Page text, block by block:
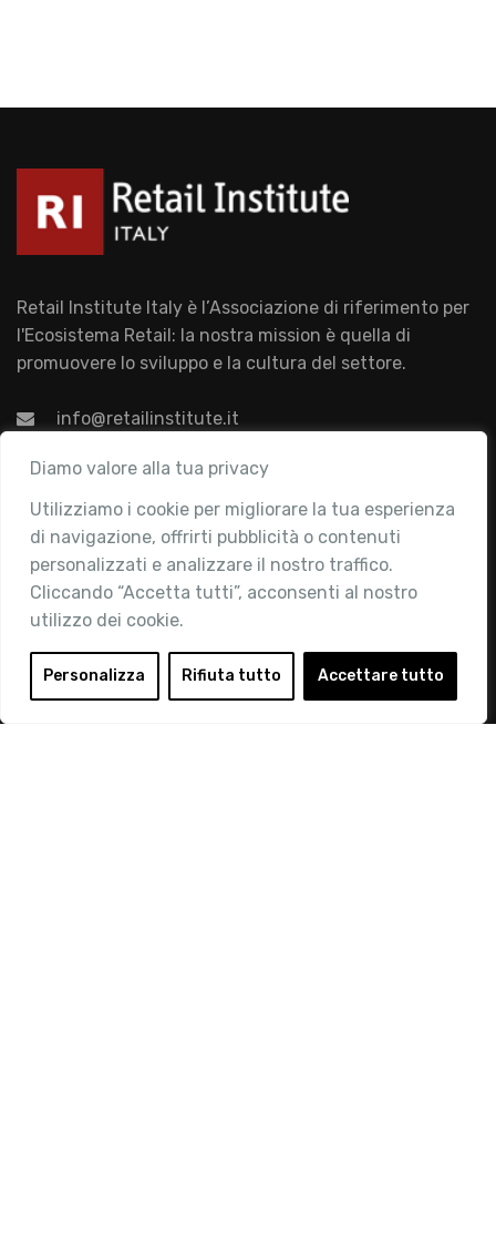
Diamo valore alla tua privacy
Utilizziamo i cookie per migliorare la tua esperienza
di navigazione, offrirti pubblicità o contenuti
personalizzati e analizzare il nostro traffico.
Cliccando “Accetta tutti”, acconsenti al nostro
utilizzo dei cookie.
Personalizza Rifiuta tutto Accettare tutto
Retail Institute Italy è l’Associazione di riferimento per
l'Ecosistema Retail: la nostra mission è quella di
promuovere lo sviluppo e la cultura del settore.
info@retailinstitute.it
Associazione
Chi siamo
Attività
Contatti
Area Riservata
Login
Diventa Socio